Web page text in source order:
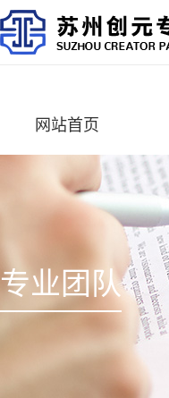
网站首页
专业团队